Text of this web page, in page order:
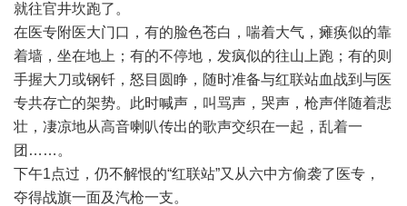
就往官井坎跑了。
在医专附医大门口，有的脸色苍白，喘着大气，瘫痪似的靠
着墙，坐在地上；有的不停地，发疯似的往山上跑；有的则
手握大刀或钢钎，怒目圆睁，随时准备与红联站血战到与医
专共存亡的架势。此时喊声，叫骂声，哭声，枪声伴随着悲
壮，凄凉地从高音喇叭传出的歌声交织在一起，乱着一
团……。
下午1点过，仍不解恨的“红联站”又从六中方偷袭了医专，
夺得战旗一面及汽枪一支。